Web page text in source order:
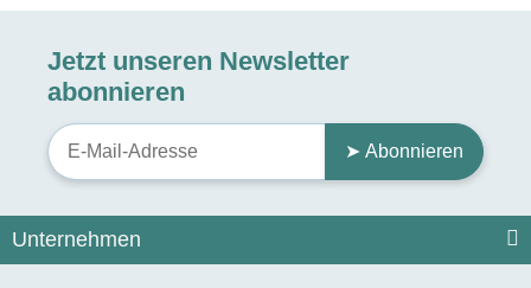
Jetzt unseren Newsletter
abonnieren
➤ Abonnieren
Unternehmen